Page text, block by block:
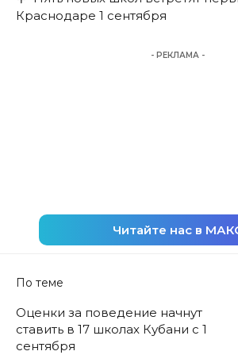
Краснодаре 1 сентября
- РЕКЛАМА -
Читайте нас в
По теме
Оценки за поведение начнут
ставить в 17 школах Кубани с 1
сентября